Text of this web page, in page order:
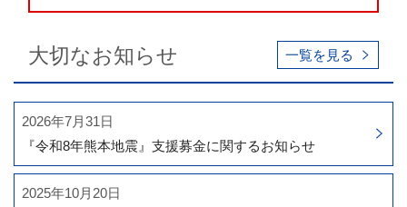
大切なお知らせ 一覧を見る
2026年7月31日
『令和8年熊本地震』支援募金に関するお知らせ
2025年10月20日